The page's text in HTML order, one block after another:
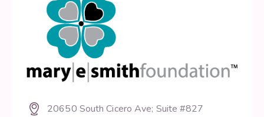
20650 South Cicero Ave; Suite #827